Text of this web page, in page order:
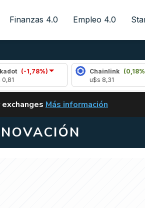
Finanzas 4.0 Empleo 4.0
Chainlink (0,18%)
CLARITY ACT EN
Más información